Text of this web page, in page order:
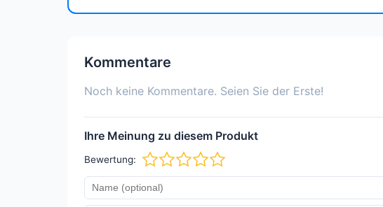
Kommentare
Noch keine Kommentare. Seien Sie der Erste!
Ihre Meinung zu diesem Produkt
Bewertung: